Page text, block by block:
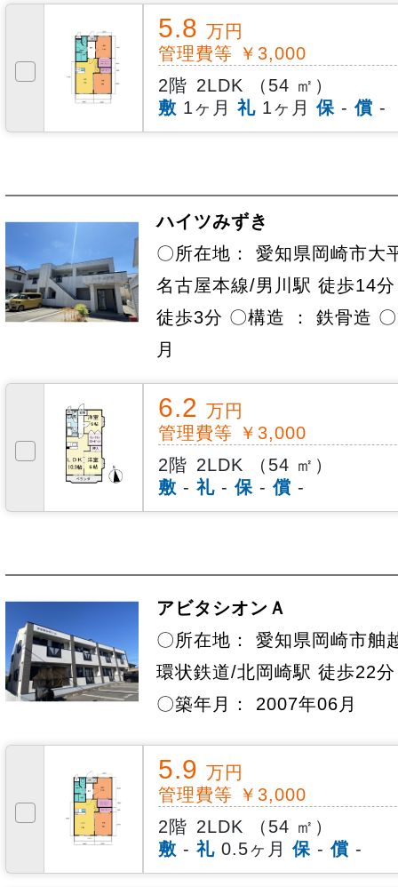
5.8万円
管理費等 ￥3,000
2階 2LDK （54 ㎡）
敷 1ヶ月 礼 1ヶ月 保 - 償 -
ハイツみずき
〇所在地： 愛知県岡崎市大
名古屋本線/男川駅 徒歩14
徒歩3分 〇構造 ： 鉄骨造
月
6.2万円
管理費等 ￥3,000
2階 2LDK （54 ㎡）
敷 - 礼 - 保 - 償 -
アビタシオンＡ
〇所在地： 愛知県岡崎市舳
環状鉄道/北岡崎駅 徒歩22
〇築年月： 2007年06月
5.9万円
管理費等 ￥3,000
2階 2LDK （54 ㎡）
敷 - 礼 0.5ヶ月 保 - 償 -